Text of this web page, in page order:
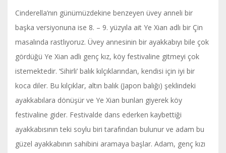
Cinderella’nın günümüzdekine benzeyen üvey anneli bir
başka versiyonuna ise 8. – 9. yüzyıla ait Ye Xian adlı bir Çin
masalında rastlıyoruz. Üvey annesinin bir ayakkabıyı bile çok
gördüğü Ye Xian adlı genç kız, köy festivaline gitmeyi çok
istemektedir. ‘Sihirli’ balık kılçıklarından, kendisi için iyi bir
koca diler. Bu kılçıklar, altın balık (Japon balığı) şeklindeki
ayakkabılara dönüşür ve Ye Xian bunları giyerek köy
festivaline gider. Festivalde dans ederken kaybettiği
ayakkabısının teki soylu biri tarafından bulunur ve adam bu
güzel ayakkabının sahibini aramaya başlar. Adam, genç kızı